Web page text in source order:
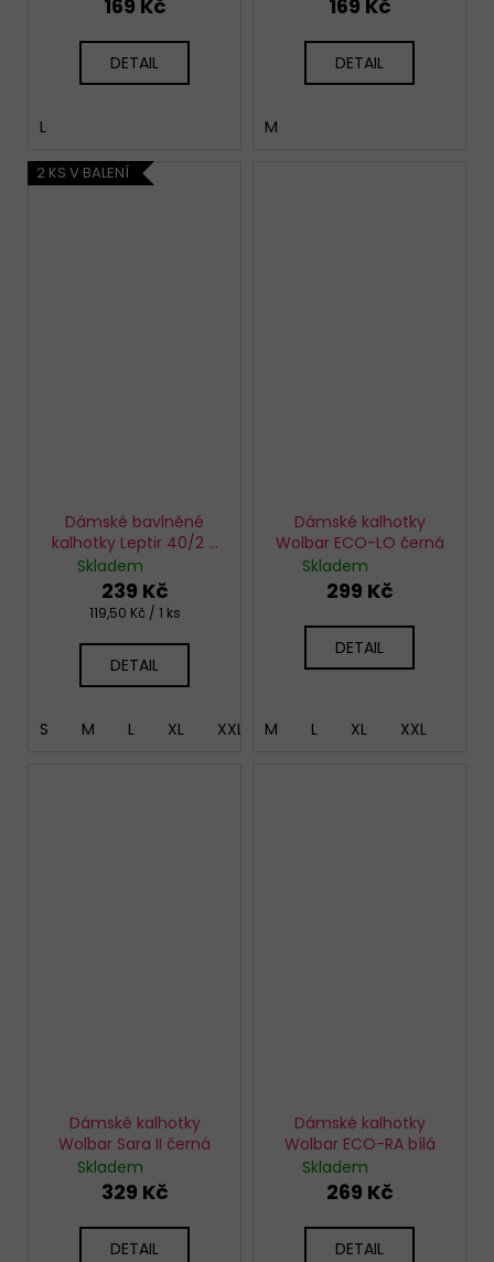
169 Kč
DETAIL
L
169 Kč
DETAIL
M
2 KS V BALENÍ
Dámské bavlněné
kalhotky Leptir 40/2 2
pack
Skladem
239 Kč
Měrná
119,50 Kč / 1 ks
DETAIL
S M L XL XXL
Dámské kalhotky
Wolbar ECO-LO černá
Skladem
299 Kč
DETAIL
M L XL XXL
Dámské kalhotky
Wolbar Sara II černá
Skladem
329 Kč
DETAIL
Dámské kalhotky
Wolbar ECO-RA bílá
Skladem
269 Kč
DETAIL